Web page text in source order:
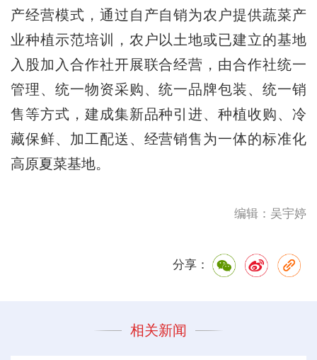
产经营模式，通过自产自销为农户提供蔬菜产
业种植示范培训，农户以土地或已建立的基地
入股加入合作社开展联合经营，由合作社统一
管理、统一物资采购、统一品牌包装、统一销
售等方式，建成集新品种引进、种植收购、冷
藏保鲜、加工配送、经营销售为一体的标准化
高原夏菜基地。
编辑：吴宇婷
分享：
相关新闻